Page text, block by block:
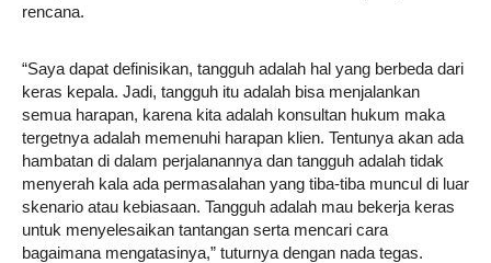
rencana.
“Saya dapat definisikan, tangguh adalah hal yang berbeda dari
keras kepala. Jadi, tangguh itu adalah bisa menjalankan
semua harapan, karena kita adalah konsultan hukum maka
tergetnya adalah memenuhi harapan klien. Tentunya akan ada
hambatan di dalam perjalanannya dan tangguh adalah tidak
menyerah kala ada permasalahan yang tiba-tiba muncul di luar
skenario atau kebiasaan. Tangguh adalah mau bekerja keras
untuk menyelesaikan tantangan serta mencari cara
bagaimana mengatasinya,” tuturnya dengan nada tegas.